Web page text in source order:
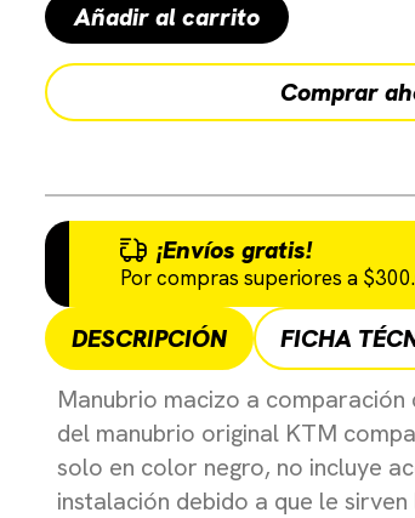
Añadir al carrito
Comprar
¡Envíos gratis!
Por compras superiores a
DESCRIPCIÓN
FICHA
Manubrio macizo a
del manubrio original KTM
solo en color negro, no incluye
instalación debido a que le